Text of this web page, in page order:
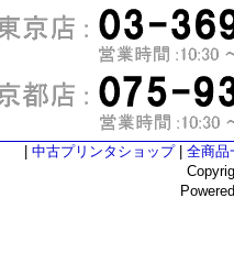
中古プリンタショップ| 全商品